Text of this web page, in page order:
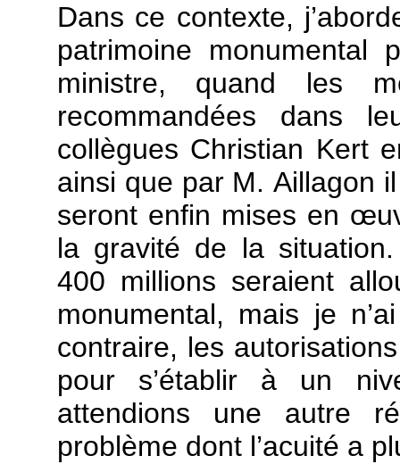
Dans ce contexte,
patrimoine monumental
ministre, quand les
recommandées dans
collègues Christian Kert
ainsi que par M. Aillagon
seront enfin mises en
la gravité de la
400 millions seraient
monumental, mais je
contraire, les
pour s’établir à un
attendions une autre
problème dont l’acuité a